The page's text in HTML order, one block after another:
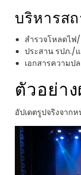
บริหารส
สำรวจโหลดไฟ
ประสาน รปภ./
เอกสารความป
ตัวอย่า
อัปเดตรูปจริงจาก